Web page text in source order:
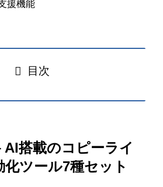
目次
搭載のコピーライ
ツール7種セット